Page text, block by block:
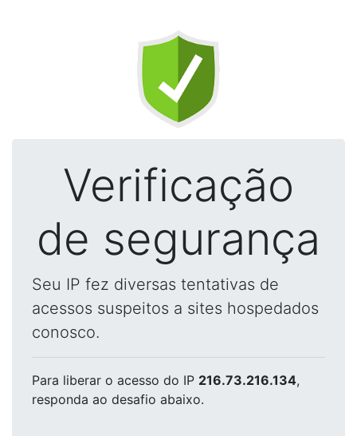
Verificação
de segurança
Seu IP fez diversas tentativas de
acessos suspeitos a sites hospedados
conosco.
Para liberar o acesso do IP 216.73.216.134,
responda ao desafio abaixo.